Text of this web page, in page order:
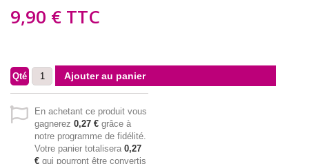
9,90 € TTC
Qté Ajouter au panier
En achetant ce produit vous
gagnerez 0,27 € grâce à
notre programme de fidélité.
Votre panier totalisera 0,27
€ qui pourront être convertis